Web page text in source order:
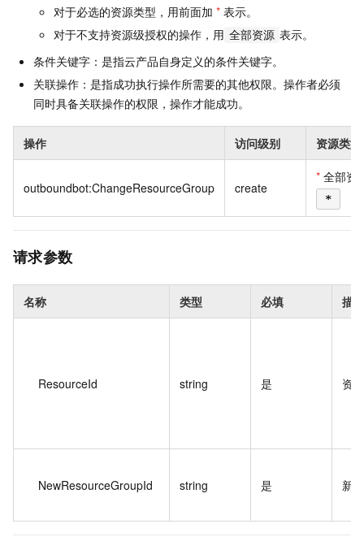
对于必选的资源类型，用前面加 * 表示。
对于不支持资源级授权的操作，用 全部资源 表示。
条件关键字：是指云产品自身定义的条件关键字。
关联操作：是指成功执行操作所需要的其他权限。操作者必须
同时具备关联操作的权限，操作才能成功。
操作 访问级别 资源类型
outboundbot:ChangeResourceGroup create
* 全部资
*
请求参数
名称 类型 必填 描述
ResourceId string 是 资
NewResourceGroupId string 是 新